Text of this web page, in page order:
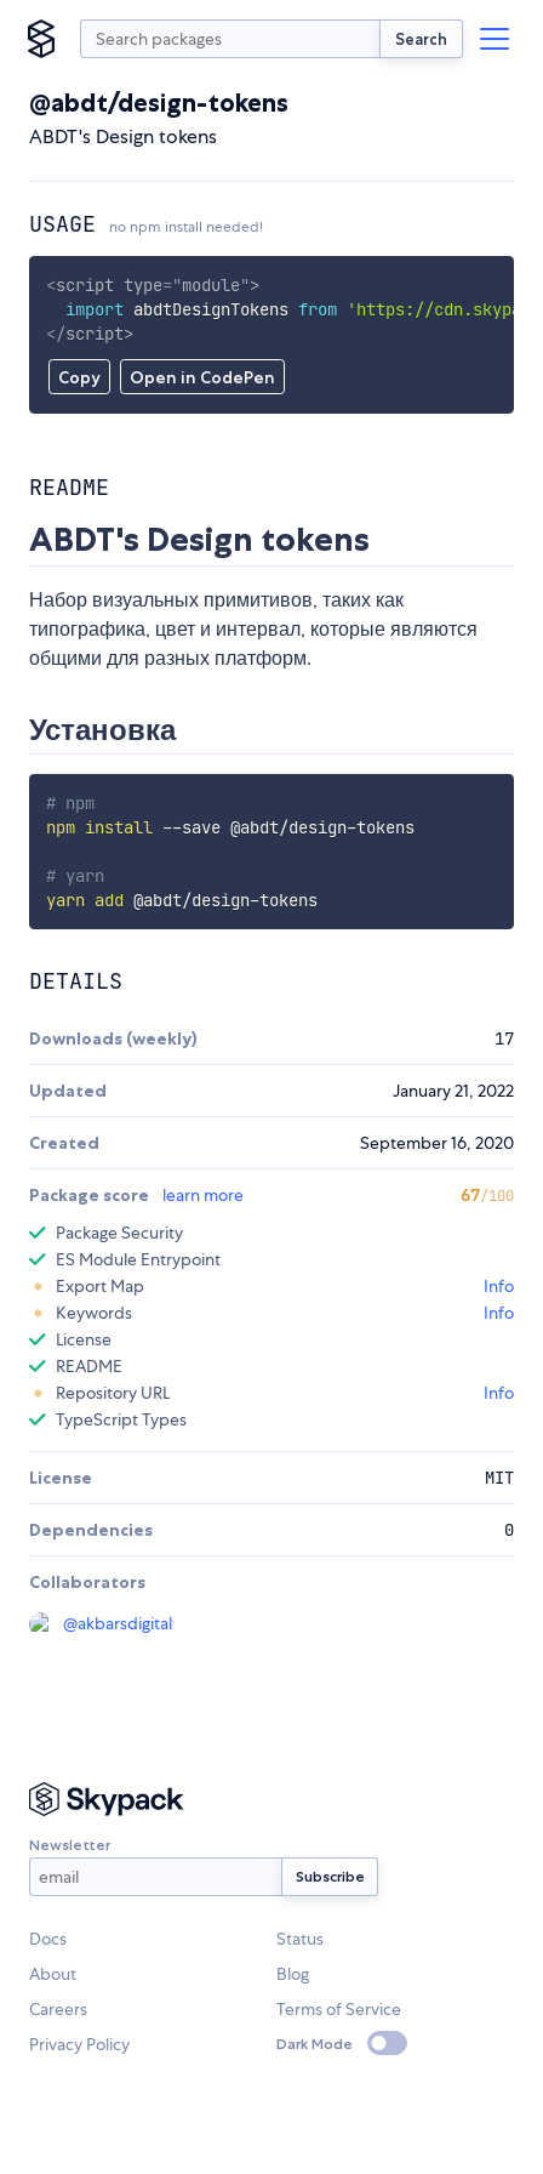
Search
@abdt/design-tokens
ABDT's Design tokens
USAGE no npm install needed!
Copy Open in CodePen
<script type="module">
import abdtDesignTokens from
'https://
</script>
README
ABDT's Design tokens
Набор визуальных примитивов, таких как
типографика, цвет и интервал, которые являются
общими для разных платформ.
Установка
# npm
npm install --save @abdt/design-tokens
# yarn
yarn add @abdt/design-tokens
DETAILS
Downloads (weekly) 17
Updated January 21, 2022
Created September 16, 2020
Package score learn more 67/100
Package Security
ES Module Entrypoint
Export Map
Info
Keywords
Info
License
README
Repository URL
Info
TypeScript Types
License MIT
Dependencies 0
Collaborators
@akbarsdigital
Newsletter
Docs
Status
About
Blog
Careers
Terms of Service
Privacy Policy
Dark Mode